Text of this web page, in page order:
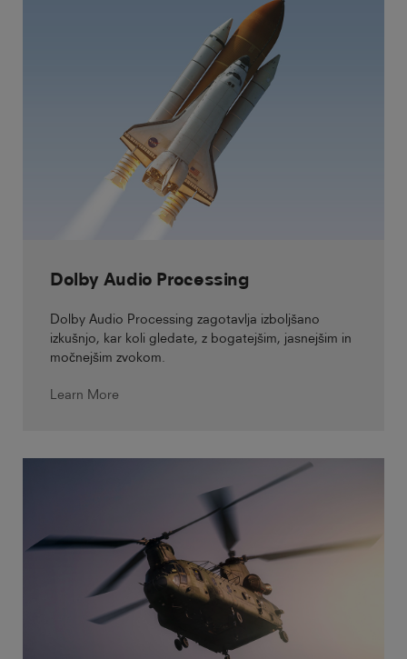
Dolby Audio Processing
Dolby Audio Processing zagotavlja izboljšano
izkušnjo, kar koli gledate, z bogatejšim, jasnejšim in
močnejšim zvokom.
Learn More